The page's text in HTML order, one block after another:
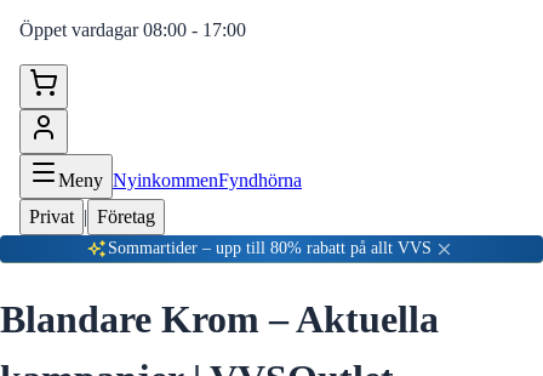
Öppet vardagar 08:00 - 17:00
Meny NyinkommenFyndhörna
Privat | Företag
Sommartider – upp till 80% rabatt på allt VVS
Blandare Krom – Aktuella